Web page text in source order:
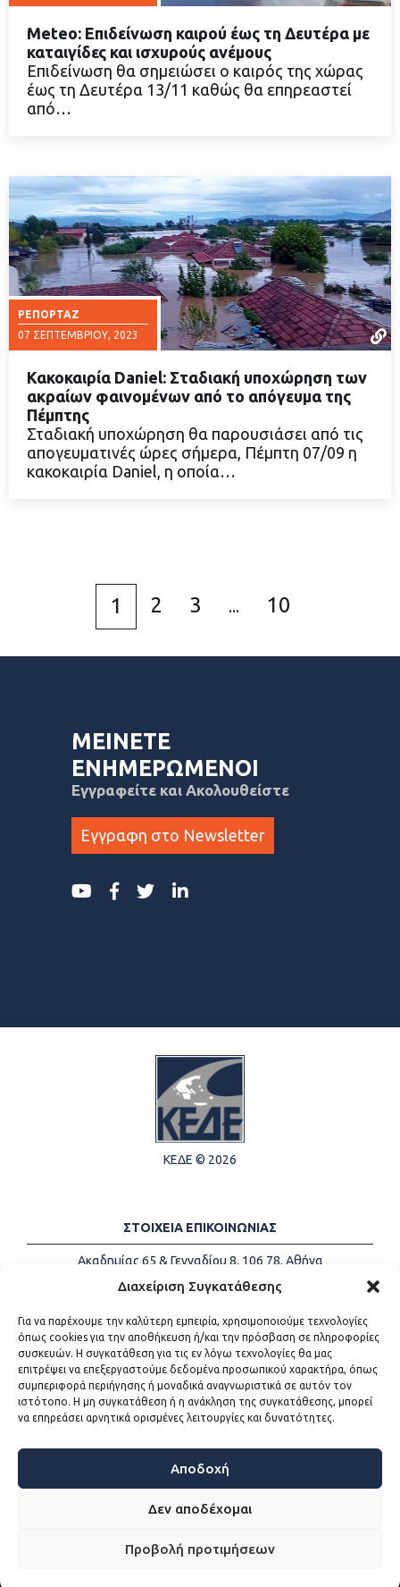
Διαχείριση Συγκατάθεσης
Για να παρέχουμε την καλύτερη εμπειρία, χρησιμοποιούμε τεχνολογίες
όπως cookies για την αποθήκευση ή/και την πρόσβαση σε πληροφορίες
συσκευών. Η συγκατάθεση για τις εν λόγω τεχνολογίες θα μας
επιτρέψει να επεξεργαστούμε δεδομένα προσωπικού χαρακτήρα, όπως
συμπεριφορά περιήγησης ή μοναδικά αναγνωριστικά σε αυτόν τον
ιστότοπο. Η μη συγκατάθεση ή η ανάκληση της συγκατάθεσης, μπορεί
να επηρεάσει αρνητικά ορισμένες λειτουργίες και δυνατότητες.
Αποδοχή
Δεν αποδέχομαι
Προβολή προτιμήσεων
ΔΙΑΒΑΣΤΕ ΠΕΡΙΣΣΟΤΕΡΑ
Meteo: Επιδείνωση καιρού έως τη Δευτέρα με
καταιγίδες και ισχυρούς ανέμους
Επιδείνωση θα σημειώσει ο καιρός της χώρας
έως τη Δευτέρα 13/11 καθώς θα επηρεαστεί
από…
ΡΕΠΟΡΤΆΖ
07 ΣΕΠΤΕΜΒΡΊΟΥ, 2023
ΔΙΑΒΑΣΤΕ ΠΕΡΙΣΣΟΤΕΡΑ
Κακοκαιρία Daniel: Σταδιακή υποχώρηση των
ακραίων φαινομένων από το απόγευμα της
Πέμπτης
Σταδιακή υποχώρηση θα παρουσιάσει από τις
απογευματινές ώρες σήμερα, Πέμπτη 07/09 η
κακοκαιρία Daniel, η οποία…
1 2 3 ... 10
ΜΕΙΝΕΤΕ
ΕΝΗΜΕΡΩΜΕΝΟΙ
Εγγραφείτε και Ακολουθείστε
Εγγραφη στο Newsletter
ΚΕΔΕ © 2026
ΣΤΟΙΧΕΙΑ ΕΠΙΚΟΙΝΩΝΙΑΣ
Ακαδημίας 65 & Γενναδίου 8, 106 78, Αθήνα
Τηλέφωνα:
+30 213-2147500
Email:
info@kede.gr
ΧΡΗΣΙΜΟΙ ΣΥΝΔΕΣΜΟΙ
Η ΚΕΔΕ
Sitemap
Προσβασιμότητα
Όροι χρήσης
WEB DEVELOPMENT BY ΕΓΚΡΙΤΟΣ GROUP - ΣΥΝΕΡΓΑΣΙΑ Α.Ε.